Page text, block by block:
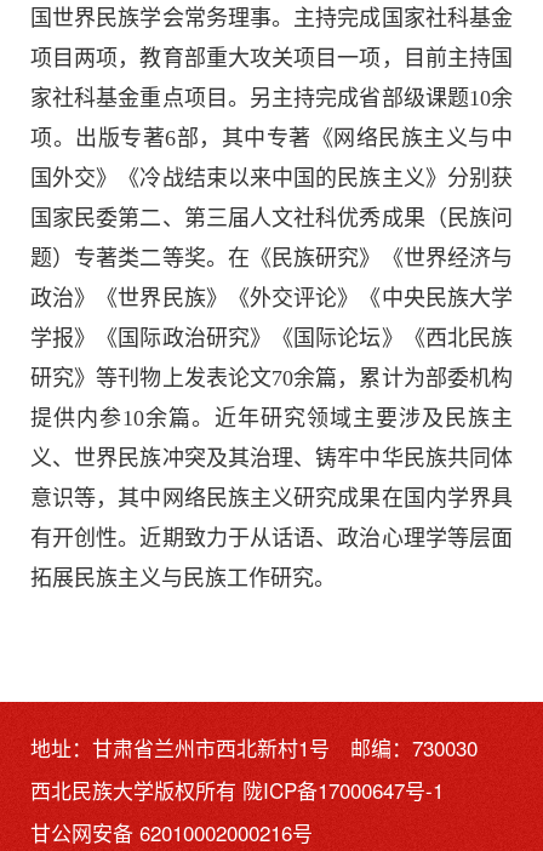
国世界民族学会常务理事。主持完成国家社科基金
项目两项，教育部重大攻关项目一项，目前主持国
家社科基金重点项目。另主持完成省部级课题10余
项。出版专著6部，其中专著《网络民族主义与中
国外交》《冷战结束以来中国的民族主义》分别获
国家民委第二、第三届人文社科优秀成果（民族问
题）专著类二等奖。在《民族研究》《世界经济与
政治》《世界民族》《外交评论》《中央民族大学
学报》《国际政治研究》《国际论坛》《西北民族
研究》等刊物上发表论文70余篇，累计为部委机构
提供内参10余篇。近年研究领域主要涉及民族主
义、世界民族冲突及其治理、铸牢中华民族共同体
意识等，其中网络民族主义研究成果在国内学界具
有开创性。近期致力于从话语、政治心理学等层面
拓展民族主义与民族工作研究。
地址：甘肃省兰州市西北新村1号 邮编：730030
西北民族大学版权所有 陇ICP备17000647号-1
甘公网安备 62010002000216号